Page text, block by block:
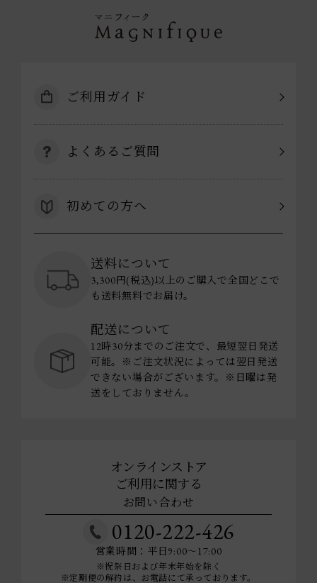
ご利用ガイド
よくあるご質問
初めての方へ
送料について
3,300円(税込)以上のご購入で全国どこで
も送料無料でお届け。
配送について
12時30分までのご注文で、最短翌日発送
可能。※ご注文状況によっては翌日発送
できない場合がございます。※日曜は発
送をしておりません。
オンラインストア
ご利用に関する
お問い合わせ
0120-222-426
営業時間：平日9:00～17:00
※祝祭日および年末年始を除く
※定期便の解約は、お電話にて承っております。